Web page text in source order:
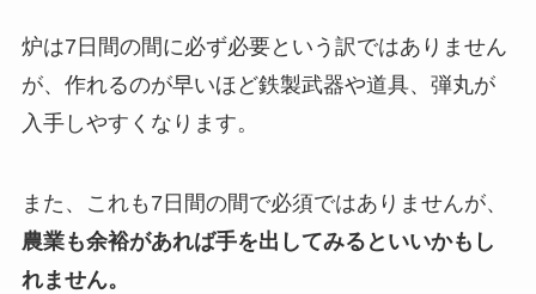
炉は7日間の間に必ず必要という訳ではありません
が、作れるのが早いほど鉄製武器や道具、弾丸が
入手しやすくなります。
また、これも7日間の間で必須ではありませんが、
農業も余裕があれば手を出してみるといいかもし
れません。